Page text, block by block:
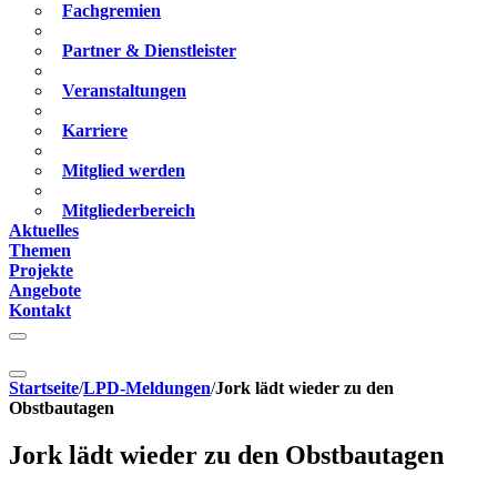
Fachgremien
Partner & Dienstleister
Veranstaltungen
Karriere
Mitglied werden
Mitgliederbereich
Aktuelles
Themen
Projekte
Angebote
Kontakt
Startseite/LPD-Meldungen/Jork lädt wieder zu den
Obstbautagen
Jork lädt wieder zu den Obstbautagen